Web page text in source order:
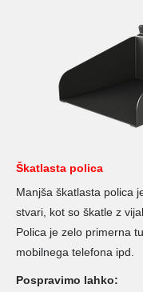
Škatlasta polica
Manjša škatlasta polica
stvari, kot so škatle z
Polica je zelo primerna
mobilnega telefona ipd.
Pospravimo lahko: